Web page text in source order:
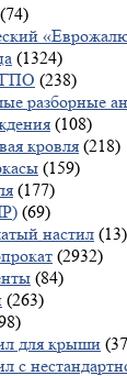
(74)
(1324)
ГПО (238)
разборные
(108)
кровля (218)
(159)
(177)
(69)
настил (13)
(2932)
(84)
(263)
для крыши
с